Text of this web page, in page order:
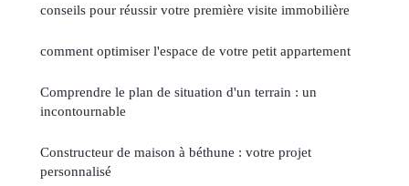
conseils pour réussir votre première visite immobilière
comment optimiser l'espace de votre petit appartement
Comprendre le plan de situation d'un terrain : un
incontournable
Constructeur de maison à béthune : votre projet
personnalisé